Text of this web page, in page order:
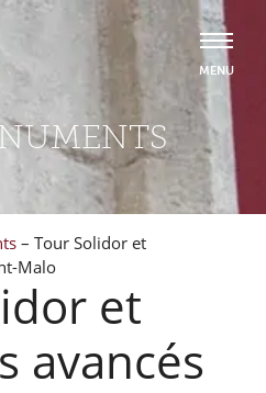
– Tour Solidor et
Malo
et
avancés